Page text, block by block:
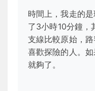
時間上，我走的
了3小時10分鐘，
支線比較原始，
喜歡探險的人。
就夠了。